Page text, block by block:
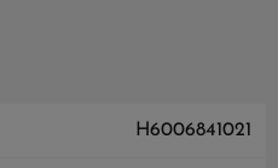
H6006841021